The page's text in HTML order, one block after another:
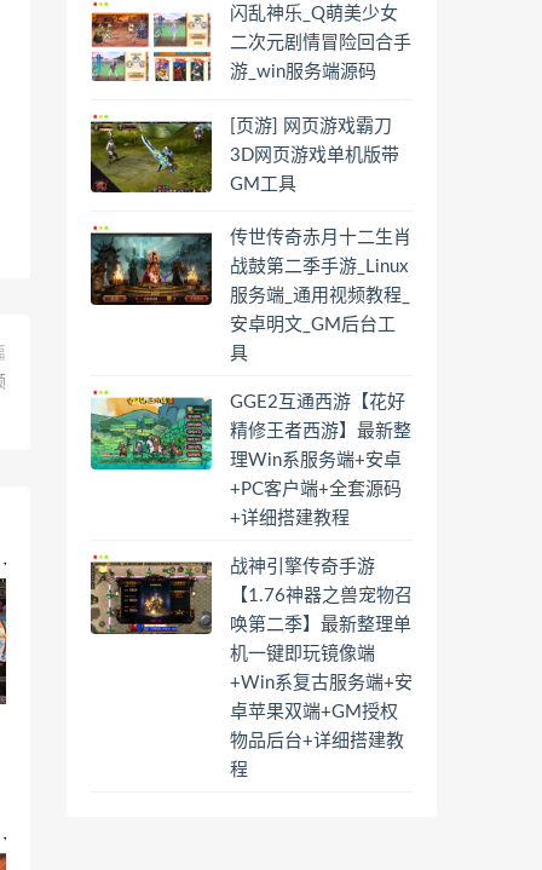
闪乱神乐_Q萌美少女
二次元剧情冒险回合手
游_win服务端源码
[页游] 网页游戏霸刀
3D网页游戏单机版带
GM工具
传世传奇赤月十二生肖
战鼓第二季手游_Linux
服务端_通用视频教程_
安卓明文_GM后台工
具
GGE2互通西游【花好
精修王者西游】最新整
理Win系服务端+安卓
+PC客户端+全套源码
+详细搭建教程
战神引擎传奇手游
【1.76神器之兽宠物召
唤第二季】最新整理单
机一键即玩镜像端
+Win系复古服务端+安
卓苹果双端+GM授权
物品后台+详细搭建教
程